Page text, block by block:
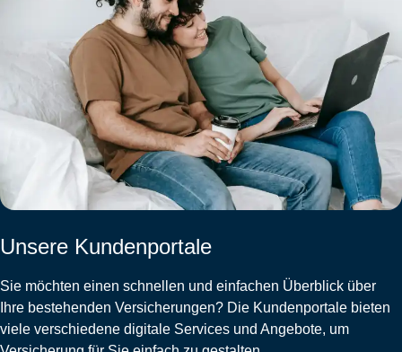
Unsere Kundenportale
Sie möchten einen schnellen und einfachen Überblick über
Ihre bestehenden Versicherungen? Die Kundenportale bieten
viele verschiedene digitale Services und Angebote, um